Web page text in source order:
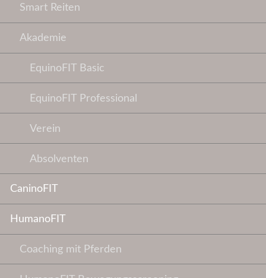
Smart Reiten
Akademie
EquinoFIT Basic
EquinoFIT Professional
Verein
Absolventen
CaninoFIT
HumanoFIT
Coaching mit Pferden